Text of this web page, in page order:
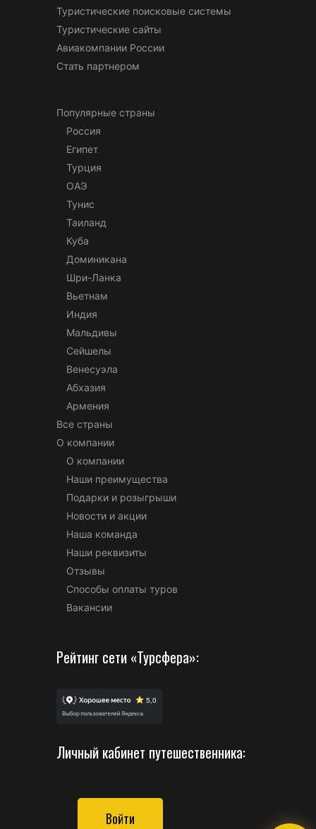
Туристические поисковые системы
Туристические сайты
Авиакомпании России
Стать партнером
Популярные страны
Россия
Египет
Турция
ОАЭ
Тунис
Таиланд
Куба
Доминикана
Шри-Ланка
Вьетнам
Индия
Мальдивы
Сейшелы
Венесуэла
Абхазия
Армения
Все страны
О компании
О компании
Наши преимущества
Подарки и розыгрыши
Новости и акции
Наша команда
Наши реквизиты
Отзывы
Способы оплаты туров
Вакансии
Рейтинг сети «Турсфера»:
Личный кабинет путешественника:
Войти